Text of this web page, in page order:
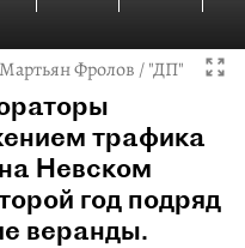
Мартьян Фролов / "ДП"
трафика
Невском
год подряд
веранды.